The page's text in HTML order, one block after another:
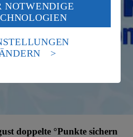
doppelte °Punkte sichern
klickst, willigst du im Sinne
1 lit. a) DSGVO ein, dass deine
werden. Der EuGH sieht
einem nach europäischen
Datenschutzniveau an.
eines Zugriffs durch US-
der Seite findest du
NOTWENDIGE
ÄNDERN